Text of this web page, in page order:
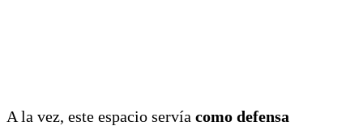
A la vez, este espacio servía como defensa